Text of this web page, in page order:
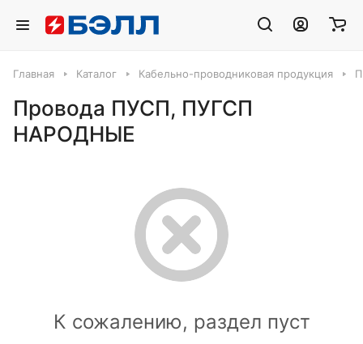
Главная Каталог Кабельно-проводниковая продукция
Провода ПУСП, ПУГСП
НАРОДНЫЕ
К сожалению, раздел пуст